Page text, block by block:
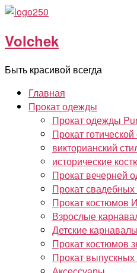
Перейти
содержимому
Volchek
Быть красивой всегда
Главная
Прокат одежды
Прокат одежды
Прокат
викторианский
исторические
Прокат вечерней
Прокат свадебных
Прокат костюмов
Взрослые
Детские
Прокат костюмов
Прокат выпускных